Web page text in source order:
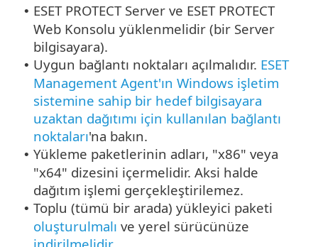
• ESET PROTECT Server ve ESET PROTECT
Web Konsolu yüklenmelidir (bir Server
bilgisayara).
• Uygun bağlantı noktaları açılmalıdır. ESET
Management Agent'ın Windows işletim
sistemine sahip bir hedef bilgisayara
uzaktan dağıtımı için kullanılan bağlantı
noktaları'na bakın.
• Yükleme paketlerinin adları, "x86" veya
"x64" dizesini içermelidir. Aksi halde
dağıtım işlemi gerçekleştirilemez.
• Toplu (tümü bir arada) yükleyici paketi
oluşturulmalı ve yerel sürücünüze